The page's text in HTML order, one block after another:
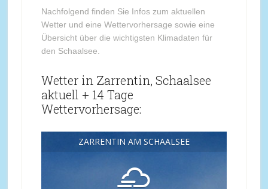
Nachfolgend finden Sie Infos zum aktuellen
Wetter und eine Wettervorhersage sowie eine
Übersicht über die wichtigsten Klimadaten für
den Schaalsee.
Wetter in Zarrentin, Schaalsee
aktuell + 14 Tage
Wettervorhersage:
ZARRENTIN AM SCHAALSEE